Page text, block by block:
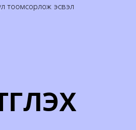
тоомсорлож эсвэл